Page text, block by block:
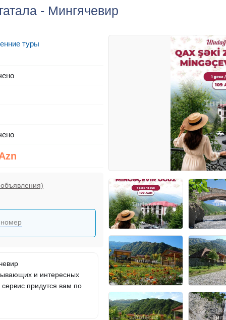
- Мингячевир
туры
номер
и интересных
придутся вам по